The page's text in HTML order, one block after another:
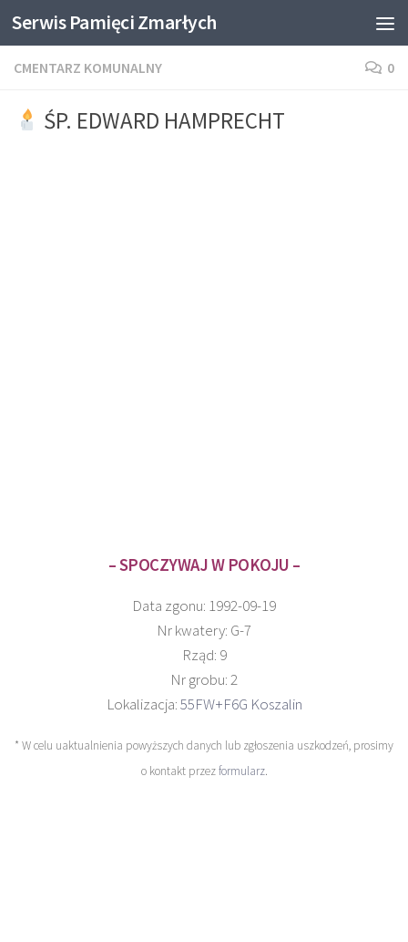
Skip to content
Serwis Pamięci Zmarłych
CMENTARZ KOMUNALNY 0
ŚP. EDWARD HAMPRECHT
– SPOCZYWAJ W POKOJU –
Data zgonu: 1992-09-19
Nr kwatery: G-7
Rząd: 9
Nr grobu: 2
Lokalizacja:55FW+F6G Koszalin
* W celu uaktualnienia powyższych danych lub zgłoszenia uszkodzeń, prosimy
o kontakt przezformularz.